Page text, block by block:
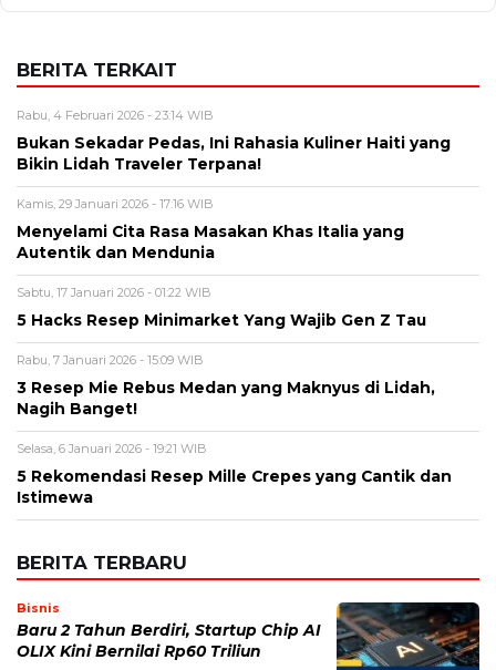
BERITA TERKAIT
Rabu, 4 Februari 2026 - 23:14 WIB
Bukan Sekadar Pedas, Ini Rahasia Kuliner Haiti yang
Bikin Lidah Traveler Terpana!
Kamis, 29 Januari 2026 - 17:16 WIB
Menyelami Cita Rasa Masakan Khas Italia yang
Autentik dan Mendunia
Sabtu, 17 Januari 2026 - 01:22 WIB
5 Hacks Resep Minimarket Yang Wajib Gen Z Tau
Rabu, 7 Januari 2026 - 15:09 WIB
3 Resep Mie Rebus Medan yang Maknyus di Lidah,
Nagih Banget!
Selasa, 6 Januari 2026 - 19:21 WIB
5 Rekomendasi Resep Mille Crepes yang Cantik dan
Istimewa
BERITA TERBARU
Bisnis
Baru 2 Tahun Berdiri, Startup Chip AI
OLIX Kini Bernilai Rp60 Triliun